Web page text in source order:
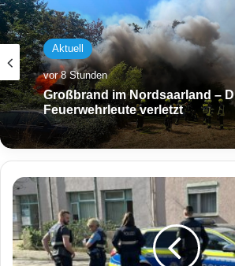
Aktuell
vor 8 Stunden
Großbrand im Nordsaarland –
Feuerwehrleute verletzt
N
a
c
h
s